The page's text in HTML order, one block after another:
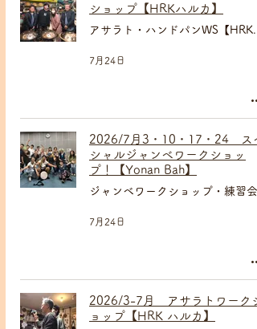
ショップ【HRKハルカ】
アサラト・ハンドパンWS【HRK ハルカ】
7月24日
2026/7月3・10・17・24 ス
シャルジャンベワークショッ
プ！【Yonan Bah】
ジャンベワークショップ・練習会
7月24日
2026/3-7月 アサラトワークシ
ョップ【HRK ハルカ】